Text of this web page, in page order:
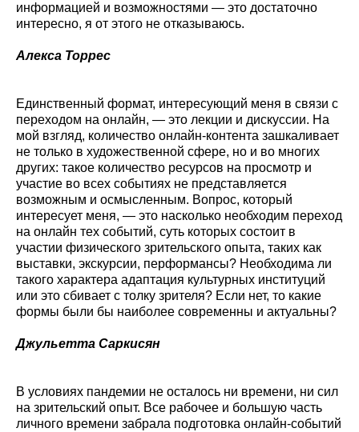
информацией и возможностями — это достаточно
интересно, я от этого не отказываюсь.
Алекса Торрес
Единственный формат, интересующий меня в связи с
переходом на онлайн, — это лекции и дискуссии. На
мой взгляд, количество онлайн-контента зашкаливает
не только в художественной сфере, но и во многих
других: такое количество ресурсов на просмотр и
участие во всех событиях не представляется
возможным и осмысленным. Вопрос, который
интересует меня, — это насколько необходим переход
на онлайн тех событий, суть которых состоит в
участии физического зрительского опыта, таких как
выставки, экскурсии, перформансы? Необходима ли
такого характера адаптация культурных институций
или это сбивает с толку зрителя? Если нет, то какие
формы были бы наиболее современны и актуальны?
Джульетта Саркисян
В условиях пандемии не осталось ни времени, ни сил
на зрительский опыт. Все рабочее и большую часть
личного времени забрала подготовка онлайн-событий